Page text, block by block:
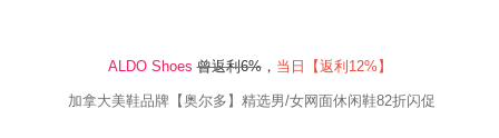
ALDO Shoes曾返利6%， 当日【返利12% 】
加拿大美鞋品牌【奥尔多】精选男/女网面休闲鞋82折闪促